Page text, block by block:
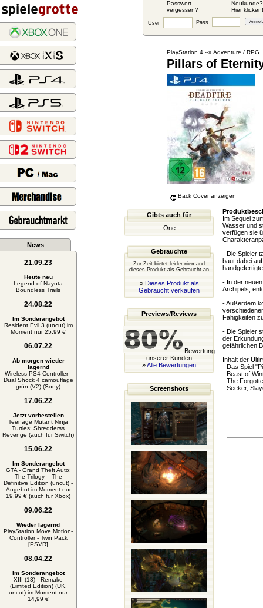
Passwort
vergessen?
Neukunde?
Hier klicken!
User Pass
News
21.09.23
Heute neu
Legend of Nayuta
Boundless Trails
24.08.22
Im Sonderangebot
Resident Evil 3 (uncut) im
Moment nur 25,99 €
06.07.22
Ab morgen wieder
lagernd
Wireless PS4 Controller -
Dual Shock 4 camouflage
grün (V2) (Sony)
17.06.22
Jetzt vorbestellen
Teenage Mutant Ninja
Turtles: Shredderss
Revenge (auch für Switch)
15.06.22
Im Sonderangebot
GTA - Grand Theft Auto:
The Trilogy – The
Definitive Edition (uncut) -
Angebot im Moment nur
19,99 € (auch für Xbox)
09.06.22
Wieder lagernd
PlayStation Move Motion-
Controller - Twin Pack
[PSVR]
08.04.22
Im Sonderangebot
XIII (13) - Remake
(Limited Edition) (UK,
uncut) im Moment nur
14,99 €
PlayStation 4 --» Adventure / RPG
Pillars of
Back Cover anzeigen
Gibts auch für
One
Gebrauchte
Zur Zeit bietet leider niemand
dieses Produkt als Gebraucht an
» Dieses Produkt als
Gebraucht verkaufen
Previews/Reviews
Bewertung
unserer Kunden
»Alle Bewertungen
Screenshots
Im Sequel
Wasser und
verfügen sie
- Die Spieler
baut dabei
- In der
Archipels,
- Außerdem
Fähigkeiten
- Die Spieler
der
gefährlichen
Inhalt der
- Das Spiel
- Beast of
- The
- Seeker,